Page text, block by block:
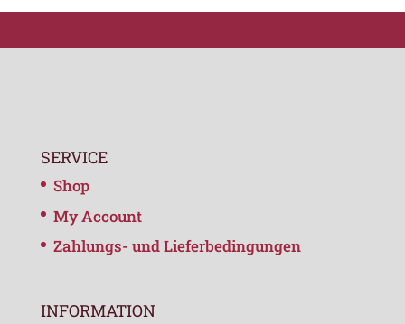
SERVICE
Shop
My Account
Zahlungs- und Lieferbedingungen
INFORMATION